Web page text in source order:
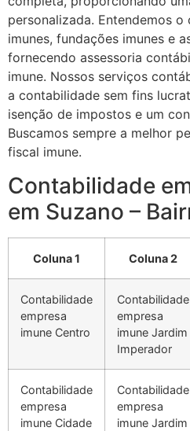
personalizada. Entendemos
imunes, fundações imunes e
fornecendo assessoria
imune. Nossos serviços
a contabilidade sem fins
isenção de impostos e um
Buscamos sempre a melhor
fiscal imune.
Contabilidade
em Suzano –
Coluna 1 Coluna 2
Contabilidade
empresa
imune Centro
Contabilidade
empresa
imune Jardim
Imperador
Contabilidade
empresa
imune Cidade
Contabilidade
empresa
imune Jardim